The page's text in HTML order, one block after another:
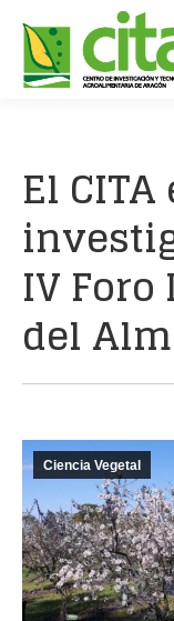
El
IV
del
Ciencia Vegetal